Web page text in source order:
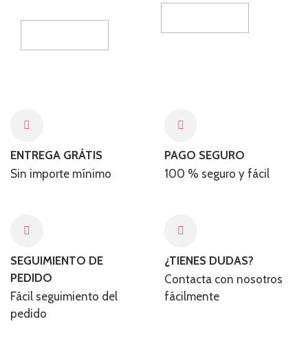
ENTREGA GRÁTIS
Sin importe mínimo
PAGO SEGURO
100 % seguro y fácil​
SEGUIMIENTO DE
PEDIDO
Fácil seguimiento del
pedido
¿TIENES DUDAS?
Contacta con nosotros
fácilmente